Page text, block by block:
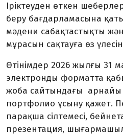
Іріктеуден өткен
беру бағдарламасына
мәдени сабақтастықты
мұрасын сақтауға өз
Өтінімдер 2026 жылғы 31
электронды форматта
жоба сайтындағы
портфолио ұсыну қажет.
парақша сілтемесі,
презентация,